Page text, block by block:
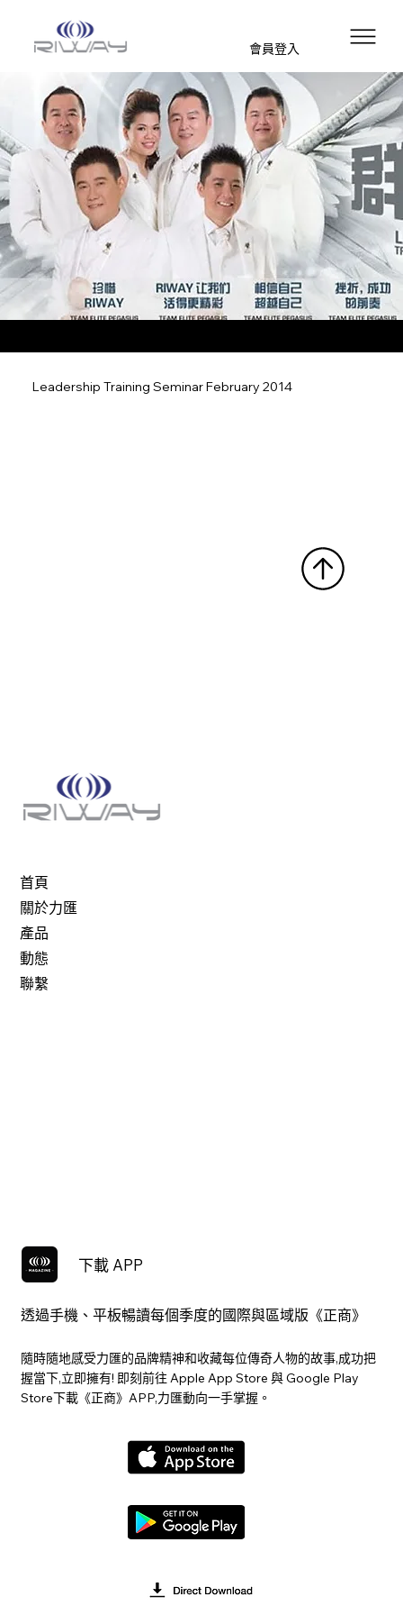
會員登入
Leadership Training Seminar February 2014
首頁
關於力匯
產品
動態
聯繫
下載 APP
透過手機、平板暢讀每個季度的國際與區域版《正商》
隨時隨地感受力匯的品牌精神和收藏每位傳奇人物的故事,成功把
握當下,立即擁有! 即刻前往 Apple App Store 與 Google Play
Store下載《正商》APP,力匯動向一手掌握。